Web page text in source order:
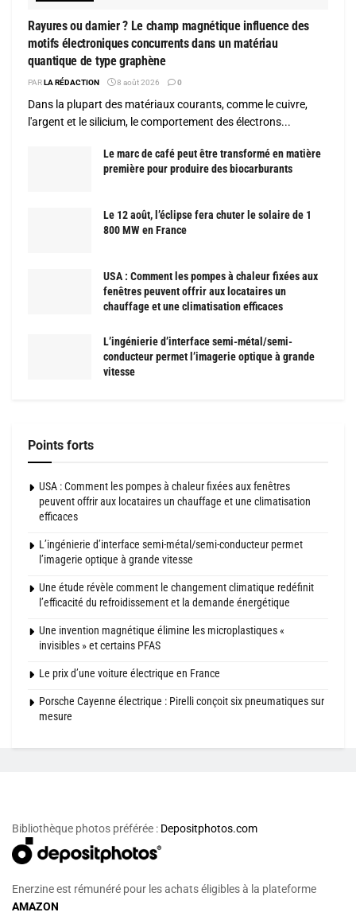
Rayures ou damier ? Le champ magnétique influence des
motifs électroniques concurrents dans un matériau
quantique de type graphène
PARLA RÉDACTION 8 août 2026 0
Dans la plupart des matériaux courants, comme le cuivre,
l'argent et le silicium, le comportement des électrons...
Le marc de café peut être transformé en matière
première pour produire des biocarburants
Le 12 août, l’éclipse fera chuter le solaire de 1
800 MW en France
USA : Comment les pompes à chaleur fixées aux
fenêtres peuvent offrir aux locataires un
chauffage et une climatisation efficaces
L’ingénierie d’interface semi-métal/semi-
conducteur permet l’imagerie optique à grande
vitesse
Points forts
USA : Comment les pompes à chaleur fixées aux fenêtres
peuvent offrir aux locataires un chauffage et une climatisation
efficaces
L’ingénierie d’interface semi-métal/semi-conducteur permet
l’imagerie optique à grande vitesse
Une étude révèle comment le changement climatique redéfinit
l’efficacité du refroidissement et la demande énergétique
Une invention magnétique élimine les microplastiques «
invisibles » et certains PFAS
Le prix d’une voiture électrique en France
Porsche Cayenne électrique : Pirelli conçoit six pneumatiques sur
mesure
Bibliothèque photos préférée : Depositphotos.com
Enerzine est rémunéré pour les achats éligibles à la plateforme
AMAZON